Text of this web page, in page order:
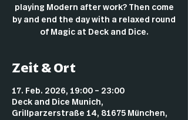
playing Modern after work? Then come
by and end the day with a relaxed round
of Magic at Deck and Dice.
Zeit & Ort
17. Feb. 2026, 19:00 – 23:00
Deck and Dice Munich,
Grillparzerstraße 14, 81675 München,